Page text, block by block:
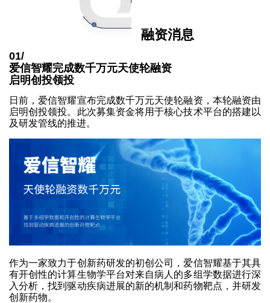
融资消息
01/
爱信智耀完成数千万元天使轮融资
启明创投领投
日前，爱信智耀宣布完成数千万元天使轮融资，本轮融资由
启明创投领投。此次募集资金将用于核心技术平台的搭建以
及研发管线的推进。
作为一家致力于创新药研发的初创公司，爱信智耀基于其具
有开创性的计算生物学平台对来自病人的多组学数据进行深
入分析，找到驱动疾病进展的新的机制和药物靶点，并研发
创新药物。